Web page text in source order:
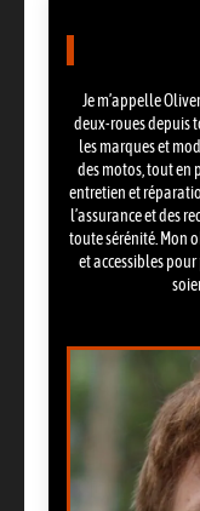
Je m’appelle
deux-roues depuis
les marques et
des motos, tout en
entretien et
l’assurance et des
toute sérénité. Mon
et accessibles